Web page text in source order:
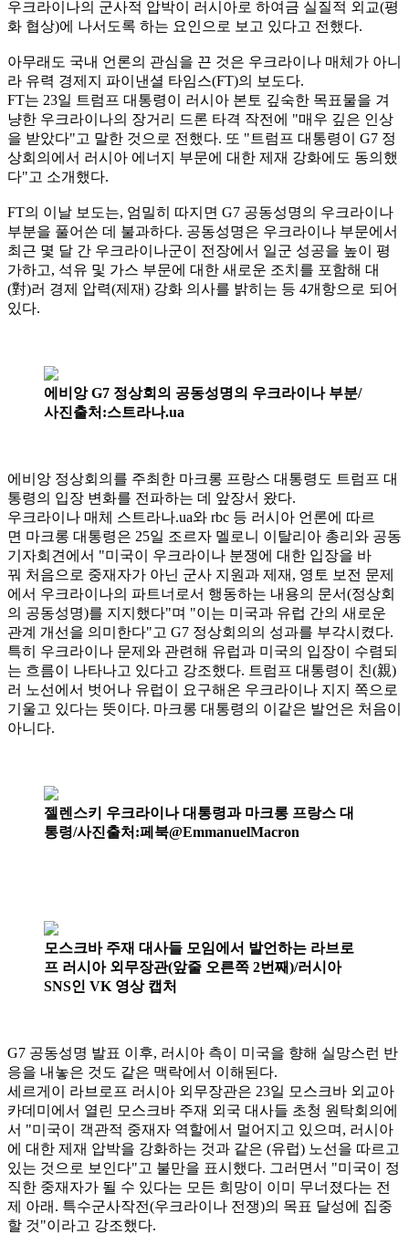
우크라이나의 군사적 압박이 러시아로 하여금 실질적 외교(평
화 협상)에 나서도록 하는 요인으로 보고 있다고 전했다.
아무래도 국내 언론의 관심을 끈 것은 우크라이나 매체가 아니
라 유력 경제지 파이낸셜 타임스(FT)의 보도다.
FT는 23일 트럼프 대통령이 러시아 본토 깊숙한 목표물을 겨
냥한 우크라이나의 장거리 드론 타격 작전에 "매우 깊은 인상
을 받았다"고 말한 것으로 전했다. 또 "트럼프 대통령이 G7 정
상회의에서 러시아 에너지 부문에 대한 제재 강화에도 동의했
다"고 소개했다.
FT의 이날 보도는, 엄밀히 따지면 G7 공동성명의 우크라이나
부분을 풀어쓴 데 불과하다. 공동성명은 우크라이나 부문에서
최근 몇 달 간 우크라이나군이 전장에서 일군 성공을 높이 평
가하고, 석유 및 가스 부문에 대한 새로운 조치를 포함해 대
(對)러 경제 압력(제재) 강화 의사를 밝히는 등 4개항으로 되어
있다.
에비앙 G7 정상회의 공동성명의 우크라이나 부분/
사진출처:스트라나.ua
에비앙 정상회의를 주최한 마크롱 프랑스 대통령도 트럼프 대
통령의 입장 변화를 전파하는 데 앞장서 왔다.
우크라이나 매체 스트라나.ua와 rbc 등 러시아 언론에 따르
면 마크롱 대통령은 25일 조르자 멜로니 이탈리아 총리와 공동
기자회견에서 "미국이 우크라이나 분쟁에 대한 입장을 바
꿔 처음으로 중재자가 아닌 군사 지원과 제재, 영토 보전 문제
에서 우크라이나의 파트너로서 행동하는 내용의 문서(정상회
의 공동성명)를 지지했다"며 "이는 미국과 유럽 간의 새로운
관계 개선을 의미한다"고 G7 정상회의의 성과를 부각시켰다.
특히 우크라이나 문제와 관련해 유럽과 미국의 입장이 수렴되
는 흐름이 나타나고 있다고 강조했다. 트럼프 대통령이 친(親)
러 노선에서 벗어나 유럽이 요구해온 우크라이나 지지 쪽으로
기울고 있다는 뜻이다. 마크롱 대통령의 이같은 발언은 처음이
아니다.
젤렌스키 우크라이나 대통령과 마크롱 프랑스 대
통령/사진출처:페북@EmmanuelMacron
모스크바 주재 대사들 모임에서 발언하는 라브로
프 러시아 외무장관(앞줄 오른쪽 2번째)/러시아
SNS인 VK 영상 캡처
G7 공동성명 발표 이후, 러시아 측이 미국을 향해 실망스런 반
응을 내놓은 것도 같은 맥락에서 이해된다.
세르게이 라브로프 러시아 외무장관은 23일 모스크바 외교아
카데미에서 열린 모스크바 주재 외국 대사들 초청 원탁회의에
서 "미국이 객관적 중재자 역할에서 멀어지고 있으며, 러시아
에 대한 제재 압박을 강화하는 것과 같은 (유럽) 노선을 따르고
있는 것으로 보인다"고 불만을 표시했다. 그러면서 "미국이 정
직한 중재자가 될 수 있다는 모든 희망이 이미 무너졌다는 전
제 아래. 특수군사작전(우크라이나 전쟁)의 목표 달성에 집중
할 것"이라고 강조했다.